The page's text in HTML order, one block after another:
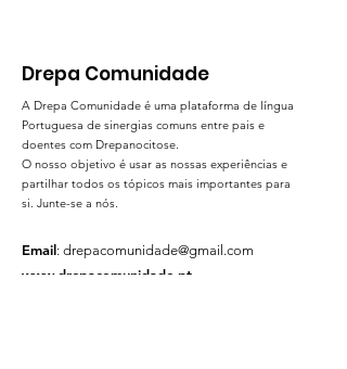
Drepa Comunidade
A Drepa Comunidade é uma plataforma de língua
Portuguesa de sinergias comuns entre pais e
doentes com Drepanocitose.
O nosso objetivo é usar as nossas experiências e
partilhar todos os tópicos mais importantes para
si. Junte-se a nós.
Email: drepacomunidade@gmail.com
www.drepacomunidade.pt